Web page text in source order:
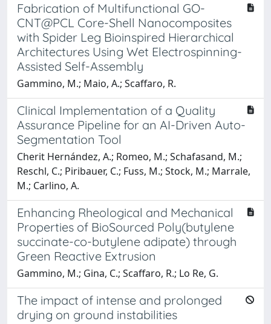
Fabrication of Multifunctional GO-
CNT@PCL Core-Shell Nanocomposites
with Spider Leg Bioinspired Hierarchical
Architectures Using Wet Electrospinning-
Assisted Self-Assembly
Gammino, M.; Maio, A.; Scaffaro, R.
Clinical Implementation of a Quality
Assurance Pipeline for an AI-Driven Auto-
Segmentation Tool
Cherit Hernández, A.; Romeo, M.; Schafasand, M.;
Reschl, C.; Piribauer, C.; Fuss, M.; Stock, M.; Marrale,
M.; Carlino, A.
Enhancing Rheological and Mechanical
Properties of BioSourced Poly(butylene
succinate-co-butylene adipate) through
Green Reactive Extrusion
Gammino, M.; Gina, C.; Scaffaro, R.; Lo Re, G.
The impact of intense and prolonged
drying on ground instabilities